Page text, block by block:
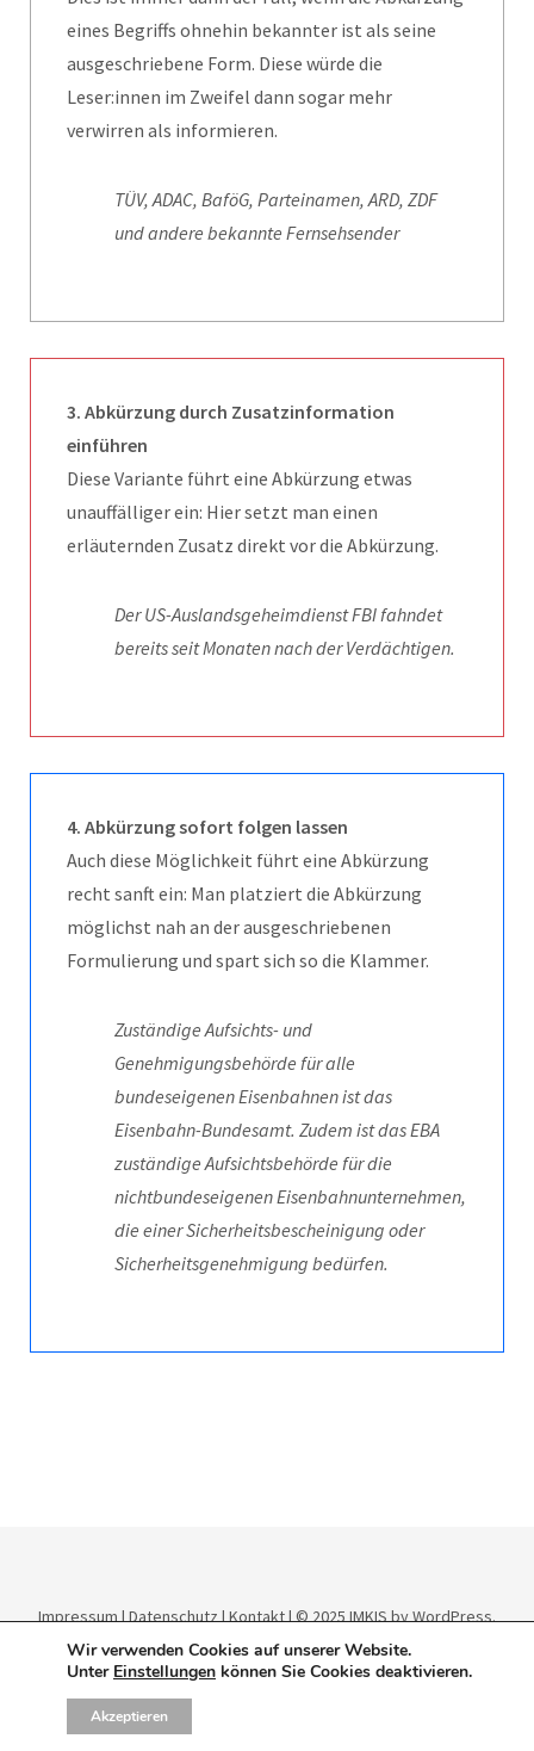
eines Begriffs ohnehin bekannter ist als seine
ausgeschriebene Form. Diese würde die
Leser:innen im Zweifel dann sogar mehr
verwirren als informieren.
TÜV, ADAC, BaföG, Parteinamen, ARD, ZDF
und andere bekannte Fernsehsender
3. Abkürzung durch Zusatzinformation
einführen
Diese Variante führt eine Abkürzung etwas
unauffälliger ein: Hier setzt man einen
erläuternden Zusatz direkt vor die Abkürzung.
Der US-Auslandsgeheimdienst FBI fahndet
bereits seit Monaten nach der Verdächtigen.
4. Abkürzung sofort folgen lassen
Auch diese Möglichkeit führt eine Abkürzung
recht sanft ein: Man platziert die Abkürzung
möglichst nah an der ausgeschriebenen
Formulierung und spart sich so die Klammer.
Zuständige Aufsichts- und
Genehmigungsbehörde für alle
bundeseigenen Eisenbahnen ist das
Eisenbahn-Bundesamt. Zudem ist das EBA
zuständige Aufsichtsbehörde für die
nichtbundeseigenen Eisenbahnunternehmen,
die einer Sicherheitsbescheinigung oder
Sicherheitsgenehmigung bedürfen.
Impressum|Datenschutz|Kontakt| © 2025IMKISby WordPress.
Theme: Elmastudio.
Wir verwenden Cookies auf unserer Website.
Unter Einstellungen können Sie Cookies deaktivieren.
Akzeptieren